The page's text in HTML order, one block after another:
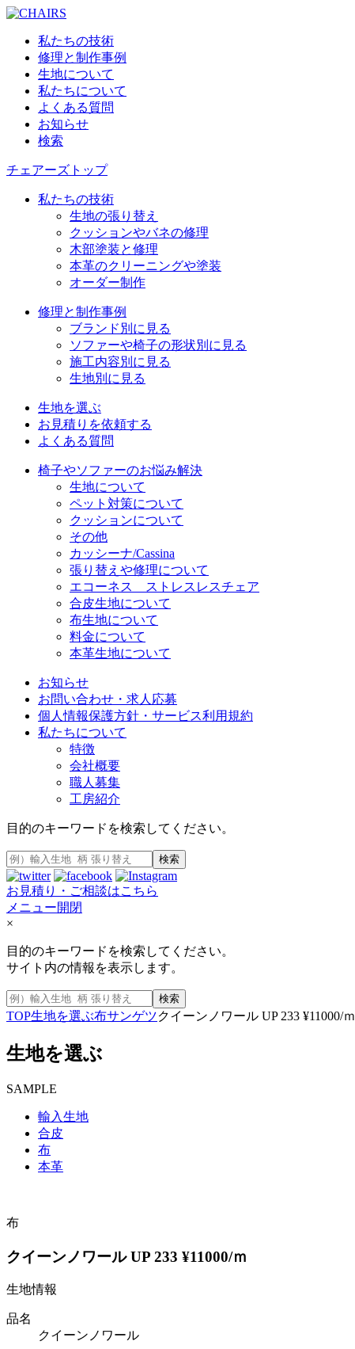
私たちの技術
修理と制作事例
生地について
私たちについて
よくある質問
お知らせ
検索
チェアーズトップ
私たちの技術
生地の張り替え
クッションやバネの修理
木部塗装と修理
本革のクリーニングや塗装
オーダー制作
修理と制作事例
ブランド別に見る
ソファーや椅子の形状別に見る
施工内容別に見る
生地別に見る
生地を選ぶ
お見積りを依頼する
よくある質問
椅子やソファーのお悩み解決
生地について
ペット対策について
クッションについて
その他
カッシーナ/Cassina
張り替えや修理について
エコーネス ストレスレスチェア
合皮生地について
布生地について
料金について
本革生地について
お知らせ
お問い合わせ・求人応募
個人情報保護方針・サービス利用規約
私たちについて
特徴
会社概要
職人募集
工房紹介
目的のキーワードを検索してください。
検索
お見積り・ご相談はこちら
メニュー開閉
×
目的のキーワードを検索してください。
サイト内の情報を表示します。
検索
TOP生地を選ぶ布サンゲツクイーンノワール UP 233 ¥11000/ｍ
生地を選ぶ
SAMPLE
輸入生地
合皮
布
本革
布
クイーンノワール UP 233 ¥11000/ｍ
生地情報
品名
クイーンノワール